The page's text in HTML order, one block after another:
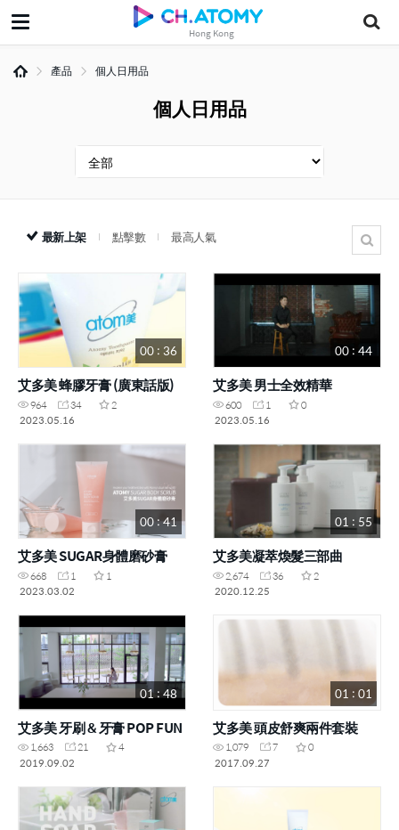
Hong Kong
產品 個人日用品
個人日用品
最新上架 點擊數 最高人氣
00 : 36
艾多美 蜂膠牙膏 (廣東話版)
964 34
2
2023.05.16
00 : 44
艾多美 男士全效精華
600 1
0
2023.05.16
00 : 41
艾多美 SUGAR身體磨砂膏
668 1
1
2023.03.02
01 : 55
艾多美凝萃煥髮三部曲
2,674 36
2
2020.12.25
01 : 48
艾多美 牙刷 & 牙膏 POP FUN
1,663 21
4
2019.09.02
01 : 01
艾多美 頭皮舒爽兩件套裝
1,079 7
0
2017.09.27